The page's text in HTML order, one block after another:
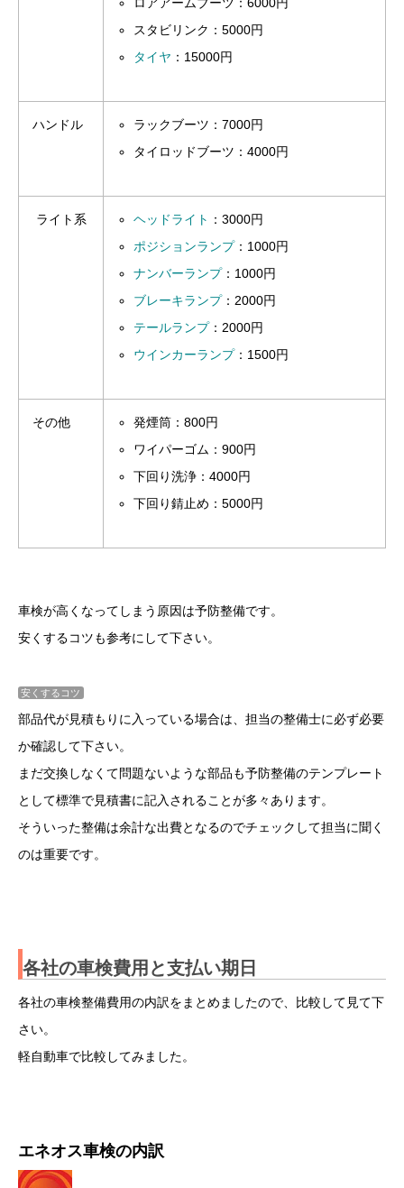
スタビリンク：5000円
タイヤ ：15000円
ハンドル
ラックブーツ：7000円
タイロッドブーツ：4000円
ライト系 ヘッドライト ：3000円
ポジションランプ：1000円
ナンバーランプ：1000円
ブレーキランプ：2000円
テールランプ：2000円
ウインカーランプ：1500円
その他
発煙筒：800円
ワイパーゴム：900円
下回り洗浄：4000円
下回り錆止め：5000円
車検が高くなってしまう原因は予防整備です。
安くするコツも参考にして下さい。
安くするコツ
部品代が見積もりに入っている場合は、担当の整備士に必ず必要
か確認して下さい。
まだ交換しなくて問題ないような部品も予防整備のテンプレート
として標準で見積書に記入されることが多々あります。
そういった整備は余計な出費となるのでチェックして担当に聞く
のは重要です。
各社の車検費用と支払い期日
各社の車検整備費用の内訳をまとめましたので、比較して見て下
さい。
軽自動車で比較してみました。
エネオス車検の内訳